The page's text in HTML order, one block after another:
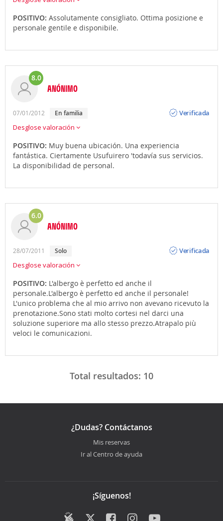
POSITIVO: Assolutamente consigliato. Ottima posizione e
personale gentile e disponibile.
8.0
ANÓNIMO
07/01/2012 en familia
Verificada
Desglose valoración
POSITIVO: Muy buena ubicación. Una experiencia
fantástica. Ciertamente Usufuirero 'todavía sus servicios.
La disponibilidad de personal.
6.0
ANÓNIMO
28/07/2011 solo
Verificada
Desglose valoración
POSITIVO: L'albergo è perfetto ed anche il
personale.L'albergo è perfetto ed anche il personale!
L'unico problema che al mio arrivo non avevano ricevuto la
prenotazione.Sono stati molto cortesi nel darci una
soluzione superiore ma allo stesso prezzo.Atrapalo più
veloci le comunicazioni.
Total resultados: 10
¿Dudas? Contáctanos
Mis reservas
Ir al Centro de ayuda
¡Síguenos!